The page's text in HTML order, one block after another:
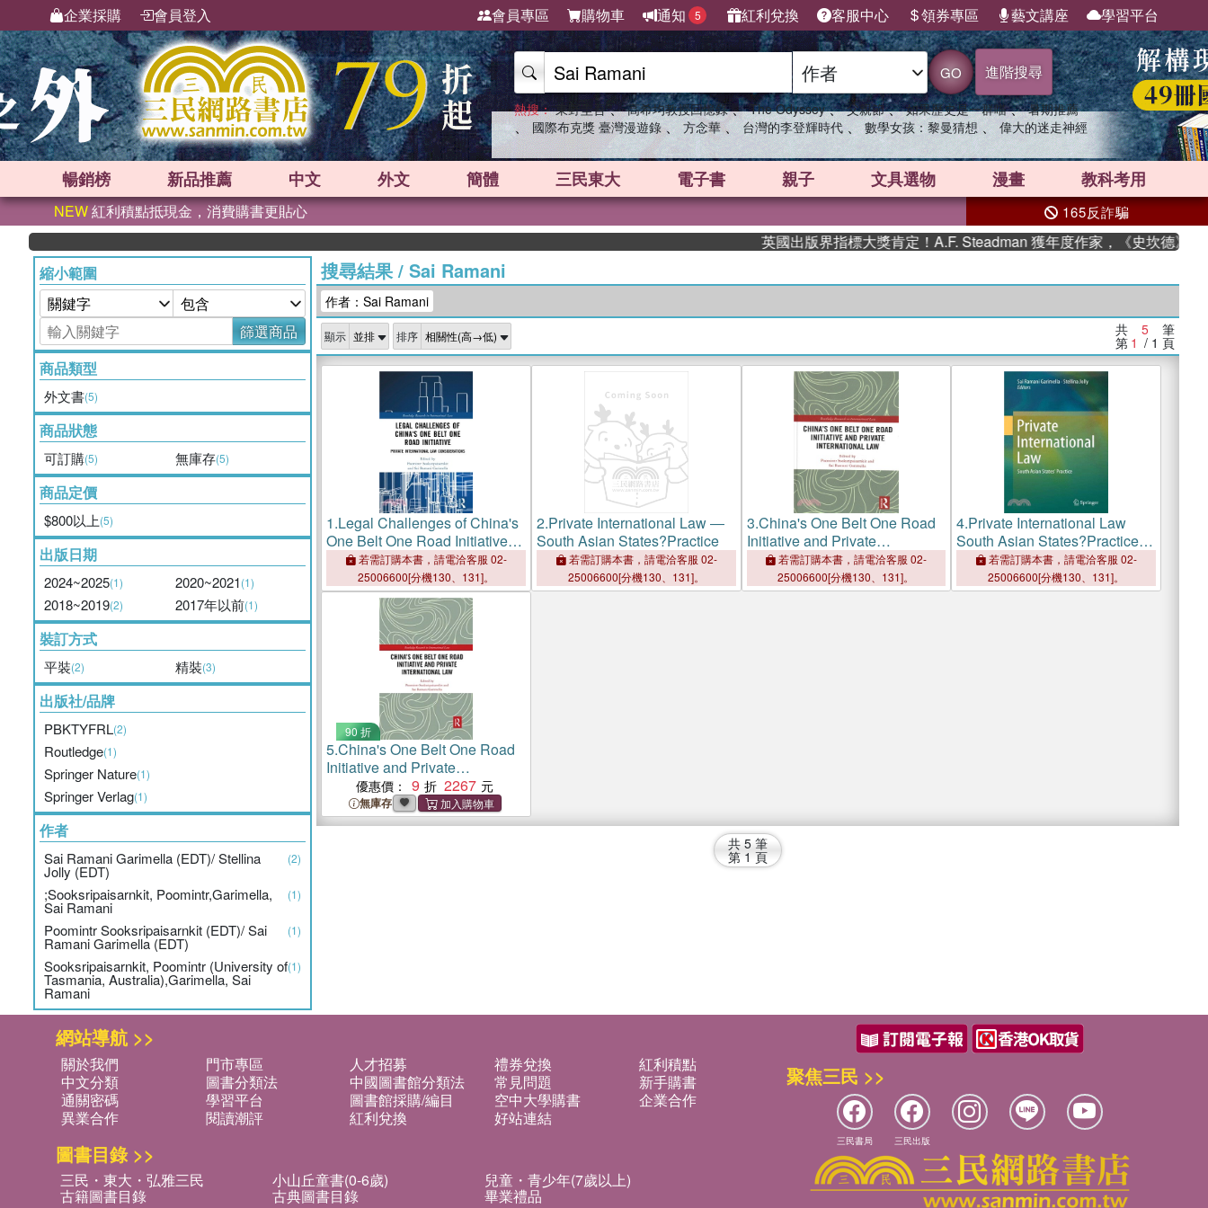
企業採購 會員登入 會員專區 購物車 通知 5 紅利兌換 客服中心 領券專區 藝文講座 學習平台
GO 進階搜尋
熱搜： 東野圭吾 、 高希均教授回憶錄 、 The Odyssey 、 父親節 、 如果歷史是一群喵 、 暑期推薦
、 國際布克獎 臺灣漫遊錄 、 方念華 、 台灣的李登輝時代 、 數學女孩：黎曼猜想 、 偉大的迷走神經
暢銷榜 新品推薦 中文 外文 簡體 三民東大 電子書 親子 文具選物 漫畫 教科考用
NEW紅利積點抵現金，消費購書更貼心 165反詐騙
英國出版界指標大獎肯定！A.F. Steadman 獲年度作家，《史坎德》系列
縮小範圍
篩選商品
商品類型
外文書(5)
商品狀態
可訂購(5) 無庫存(5)
商品定價
$800以上(5)
出版日期
2024~2025(1) 2020~2021(1)
2018~2019(2) 2017年以前(1)
裝訂方式
平裝(2) 精裝(3)
出版社/品牌
PBKTYFRL(2)
Routledge(1)
Springer Nature(1)
Springer Verlag(1)
作者
Sai Ramani Garimella (EDT)/ Stellina
Jolly (EDT)
(2)
;Sooksripaisarnkit, Poomintr,Garimella,
Sai Ramani
(1)
Poomintr Sooksripaisarnkit (EDT)/ Sai
Ramani Garimella (EDT)
(1)
Sooksripaisarnkit, Poomintr (University of
Tasmania, Australia),Garimella, Sai
Ramani
(1)
搜尋結果/ Sai Ramani
作者：Sai Ramani
顯示 排序 共 5 筆
第 1 / 1 頁
1.Legal Challenges of China's
One Belt One Road Initiative：
Private International Law
Considerations
若需訂購本書，請電洽客服 02-
25006600[分機130、131]。
2.Private International Law ―
South Asian States?Practice
若需訂購本書，請電洽客服 02-
25006600[分機130、131]。
3.China's One Belt One Road
Initiative and Private
International Law
若需訂購本書，請電洽客服 02-
25006600[分機130、131]。
4.Private International Law
South Asian States?Practice
― South Asian States' Practice
若需訂購本書，請電洽客服 02-
25006600[分機130、131]。
90 折
5.China's One Belt One Road
Initiative and Private
International Law
優惠價： 9 2267
無庫存
共 5 筆
第 1 頁
網站導航 >>
關於我們 門市專區 人才招募 禮券兌換
紅利積點
中文分類
圖書分類法 中國圖書館分類法 常見問題
新手購書
通關密碼
學習平台 圖書館採購/編目 空中大學購書
企業合作
異業合作
閱讀潮評 紅利兌換 好站連結
圖書目錄 >>
三民・東大・弘雅三民 小山丘童書(0-6歲) 兒童・青少年(7歲以上)
古籍圖書目錄 古典圖書目錄 畢業禮品
聚焦三民 >>
三民書局 三民出版